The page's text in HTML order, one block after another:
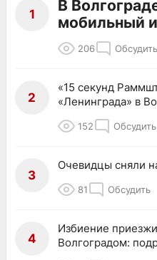
1
В
мобильный
206 Обсудить
2
«15 секунд
«Ленинграда» в
152 Обсудить
3
Очевидцы сняли
81 Обсудить
4
Избиение
Волгоградом: